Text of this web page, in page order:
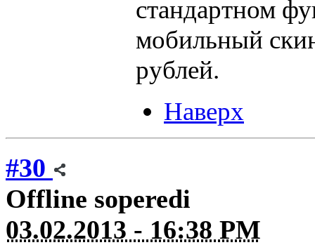
стандартном
мобильный
рублей.
Наверх
#30
Offline soperedi
03.02.2013 - 16:38 PM